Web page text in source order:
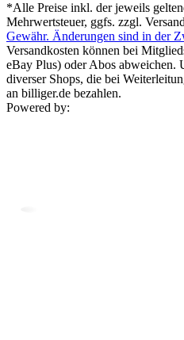
*Alle Preise inkl. der jeweils
Mehrwertsteuer, ggfs. zzgl.
Gewähr. Änderungen sind in der
Versandkosten können bei
eBay Plus) oder Abos abweichen.
diverser Shops, die bei
an billiger.de bezahlen.
Powered by: